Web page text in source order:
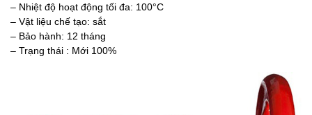
– Nhiệt độ hoạt động tối đa: 100°C
– Vật liệu chế tạo: sắt
– Bảo hành: 12 tháng
– Trạng thái : Mới 100%